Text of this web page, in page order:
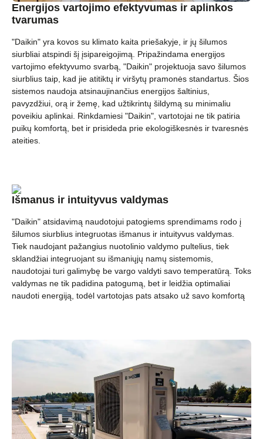
Energijos vartojimo efektyvumas ir aplinkos
tvarumas
"Daikin" yra kovos su klimato kaita priešakyje, ir jų šilumos
siurbliai atspindi šį įsipareigojimą. Pripažindama energijos
vartojimo efektyvumo svarbą, "Daikin" projektuoja savo šilumos
siurblius taip, kad jie atitiktų ir viršytų pramonės standartus. Šios
sistemos naudoja atsinaujinančius energijos šaltinius,
pavyzdžiui, orą ir žemę, kad užtikrintų šildymą su minimaliu
poveikiu aplinkai. Rinkdamiesi "Daikin", vartotojai ne tik patiria
puikų komfortą, bet ir prisideda prie ekologiškesnės ir tvaresnės
ateities.
Išmanus ir intuityvus valdymas
"Daikin" atsidavimą naudotojui patogiems sprendimams rodo į
šilumos siurblius integruotas išmanus ir intuityvus valdymas.
Tiek naudojant pažangius nuotolinio valdymo pultelius, tiek
sklandžiai integruojant su išmaniųjų namų sistemomis,
naudotojai turi galimybę be vargo valdyti savo temperatūrą. Toks
valdymas ne tik padidina patogumą, bet ir leidžia optimaliai
naudoti energiją, todėl vartotojas pats atsako už savo komfortą